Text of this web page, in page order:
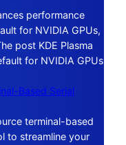
performance
for NVIDIA GPUs,
post KDE Plasma
for NVIDIA GPUs
Based Serial
terminal-based
to streamline your